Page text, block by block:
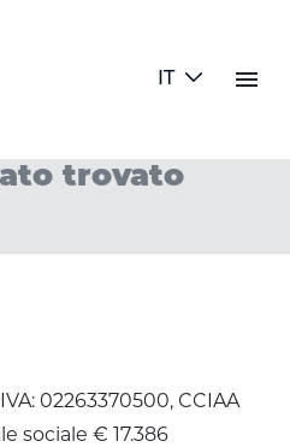
menu
trovato
02263370500, CCIAA
sociale € 17.386